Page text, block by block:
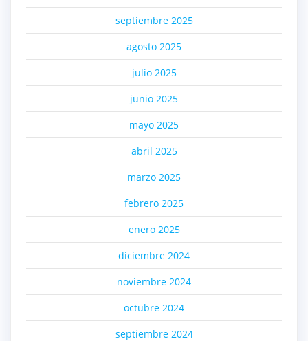
septiembre 2025
agosto 2025
julio 2025
junio 2025
mayo 2025
abril 2025
marzo 2025
febrero 2025
enero 2025
diciembre 2024
noviembre 2024
octubre 2024
septiembre 2024